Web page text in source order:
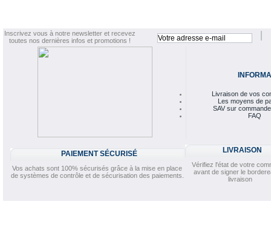
Inscrivez vous à notre newsletter et recevez
toutes nos dernières infos et promotions !
Livraison de vos
Les moyens de
SAV sur
FAQ
PAIEMENT SÉCURISÉ
Vos achats sont 100% sécurisés grâce à la mise en place
de systèmes de contrôle et de sécurisation des paiements.
LIVRAISON
Vérifiez l'état de votre
avant de signer le
livraison